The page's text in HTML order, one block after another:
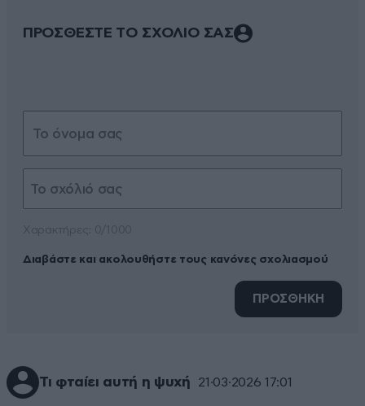
ΠΡΟΣΘΕΣΤΕ ΤΟ ΣΧΟΛΙΟ ΣΑΣ
Διαβάστε και ακολουθήστε τους κανόνες σχολιασμού
ΠΡΟΣΘΗΚΗ
Τι φταίει αυτή η ψυχή 21·03·2026 17:01